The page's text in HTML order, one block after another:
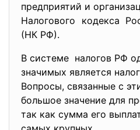
предприятий и
Налогового кодекса
(НК РФ).
В системе налогов РФ
значимых является
Вопросы, связанные с
большое значение для
так как сумма его